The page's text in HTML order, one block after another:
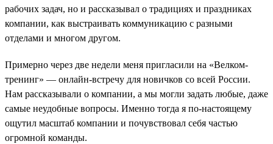
рабочих задач, но и рассказывал о традициях и праздниках
компании, как выстраивать коммуникацию с разными
отделами и многом другом.
Примерно через две недели меня пригласили на «Велком-
тренинг» — онлайн-встречу для новичков со всей России.
Нам рассказывали о компании, а мы могли задать любые, даже
самые неудобные вопросы. Именно тогда я по-настоящему
ощутил масштаб компании и почувствовал себя частью
огромной команды.